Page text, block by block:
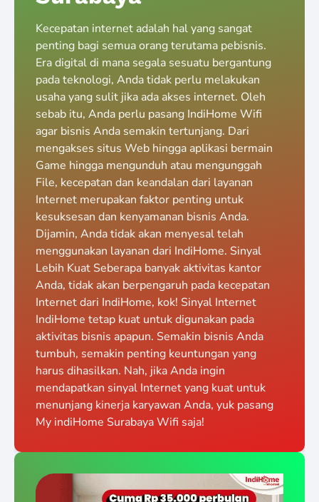
Kecepatan internet adalah hal yang sangat
penting bagi semua orang terutama pebisnis.
Era digital di mana segala sesuatu bergantung
pada teknologi, Anda tidak perlu melakukan
usaha yang sulit jika ada akses internet. Oleh
sebab itu, Anda perlu pasang IndiHome Wifi
agar bisnis Anda semakin tertunjang. Dari
mengakses situs Web hingga aplikasi bermain
Game hingga mengunduh atau mengunggah
File, kecepatan dan keandalan dari layanan
Internet merupakan faktor penting untuk
kesuksesan dan kenyamanan bisnis Anda.
Dijamin, Anda tidak akan menyesal telah
menggunakan layanan dari IndiHome. Sinyal
Lebih Kuat Seberapa banyak aktivitas kantor
Anda, tidak akan berpengaruh pada kecepatan
Internet dari IndiHome, kok! Sinyal Internet
IndiHome tetap kuat untuk digunakan pada
aktivitas bisnis apapun. Semakin bisnis Anda
tumbuh, semakin penting keuntungan yang
harus dihasilkan. Nah, jika Anda ingin
mendapatkan sinyal Internet yang kuat untuk
menunjang kinerja karyawan Anda, yuk pasang
My indiHome Surabaya Wifi saja!